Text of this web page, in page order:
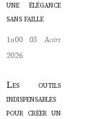
une élégance
sans faille
1h00
03 Août
2026
Les outils
indispensables
pour créer un